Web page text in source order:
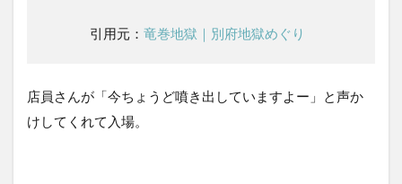
引用元： 竜巻地獄｜別府地獄めぐり
店員さんが「今ちょうど噴き出していますよー」と声か
けしてくれて入場。